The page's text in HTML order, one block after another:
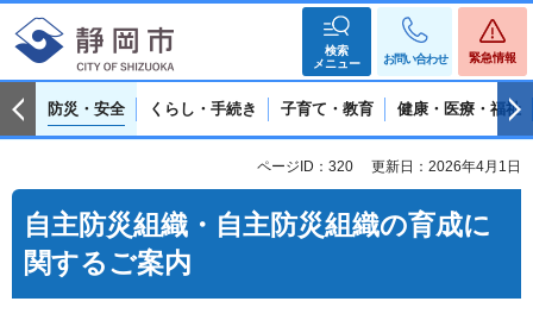
検索
メニュー
お問い合わせ 緊急情報
防災・安全 くらし・手続き 子育て・教育 健康・医療・福祉
ページID：320 更新日：2026年4月1日
自主防災組織・自主防災組織の育成に
関するご案内